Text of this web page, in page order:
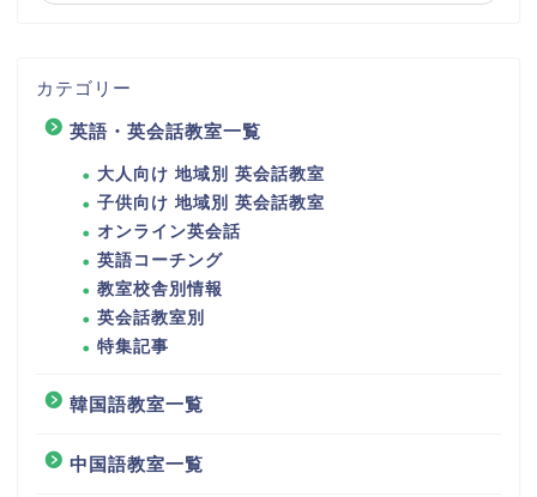
カテゴリー
英語・英会話教室一覧
大人向け 地域別 英会話教室
子供向け 地域別 英会話教室
オンライン英会話
英語コーチング
教室校舎別情報
英会話教室別
特集記事
韓国語教室一覧
中国語教室一覧